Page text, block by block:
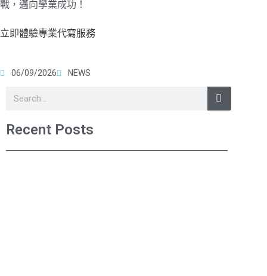
戰，邁向學業成功！
立即體驗專業代寫服務
06/09/2026 NEWS
Recent Posts